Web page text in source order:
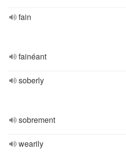
fain
fainéant
soberly
sobrement
wearily